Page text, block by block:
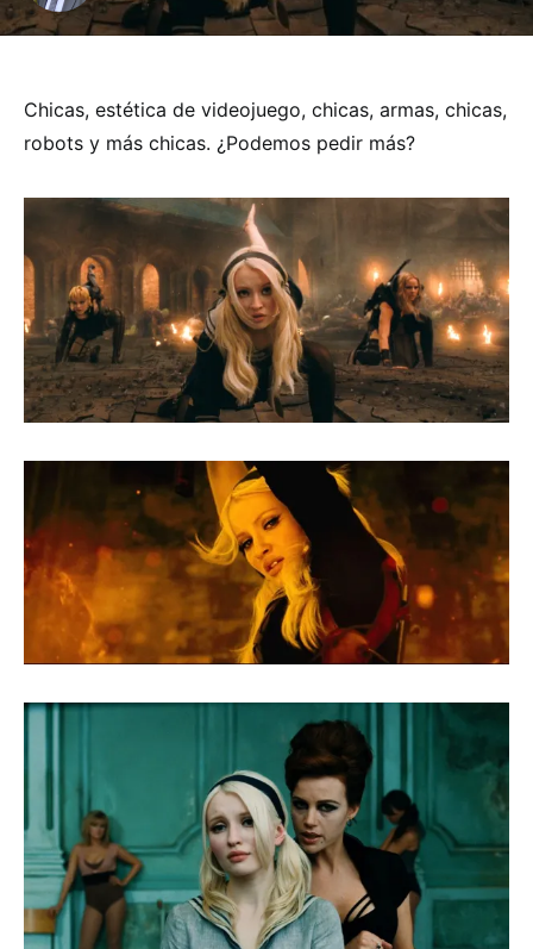
Chicas, estética de videojuego, chicas, armas, chicas,
robots y más chicas. ¿Podemos pedir más?